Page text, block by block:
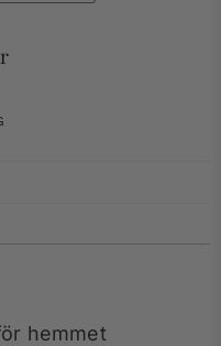
hemmet